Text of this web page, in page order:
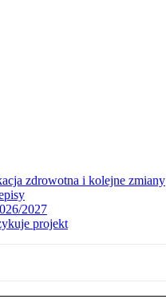
zdrowotna i kolejne zmiany
2027
projekt